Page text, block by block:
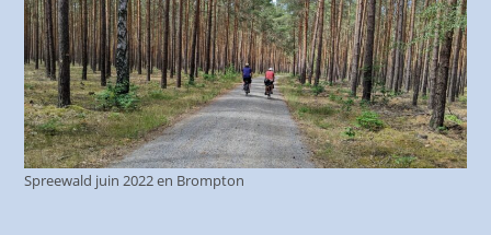
Spreewald juin 2022 en Brompton